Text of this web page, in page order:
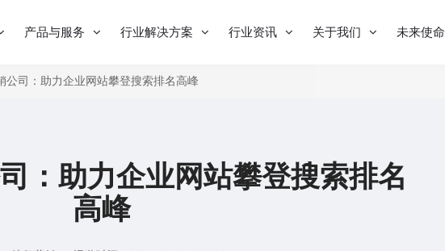
产品与服务 行业解决方案 行业资讯 关于我们 未来使命
公司：助力企业网站攀登搜索排名高峰
：助力企业网站攀登搜索排名
高峰